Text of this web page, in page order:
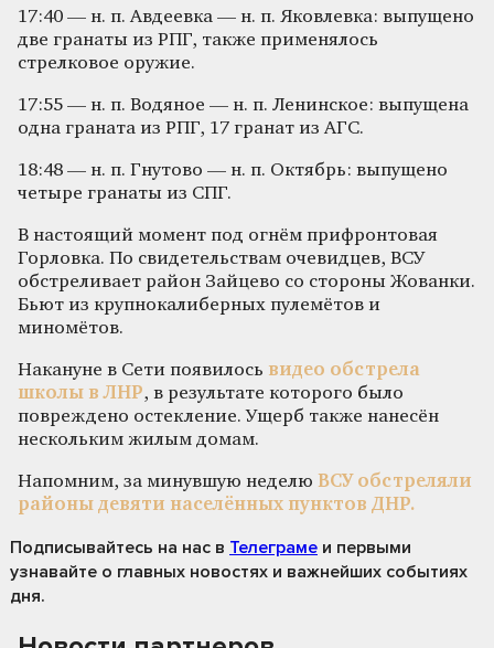
17:40 — н. п. Авдеевка — н. п. Яковлевка: выпущено
две гранаты из РПГ, также применялось
стрелковое оружие.
17:55 — н. п. Водяное — н. п. Ленинское: выпущена
одна граната из РПГ, 17 гранат из АГС.
18:48 — н. п. Гнутово — н. п. Октябрь: выпущено
четыре гранаты из СПГ.
В настоящий момент под огнём прифронтовая
Горловка. По свидетельствам очевидцев, ВСУ
обстреливает район Зайцево со стороны Жованки.
Бьют из крупнокалиберных пулемётов и
миномётов.
Накануне в Сети появилось видео обстрела
школы в ЛНР, в результате которого было
повреждено остекление. Ущерб также нанесён
нескольким жилым домам.
Напомним, за минувшую неделю ВСУ обстреляли
районы девяти населённых пунктов ДНР.
Подписывайтесь на нас в Телеграме и первыми
узнавайте о главных новостях и важнейших событиях
дня.